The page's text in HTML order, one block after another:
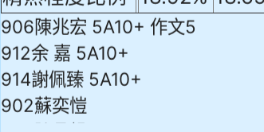
906陳兆宏 5A10+ 作文5
912余 嘉 5A10+
914謝佩臻 5A10+
902蘇奕愷
903陳品帆